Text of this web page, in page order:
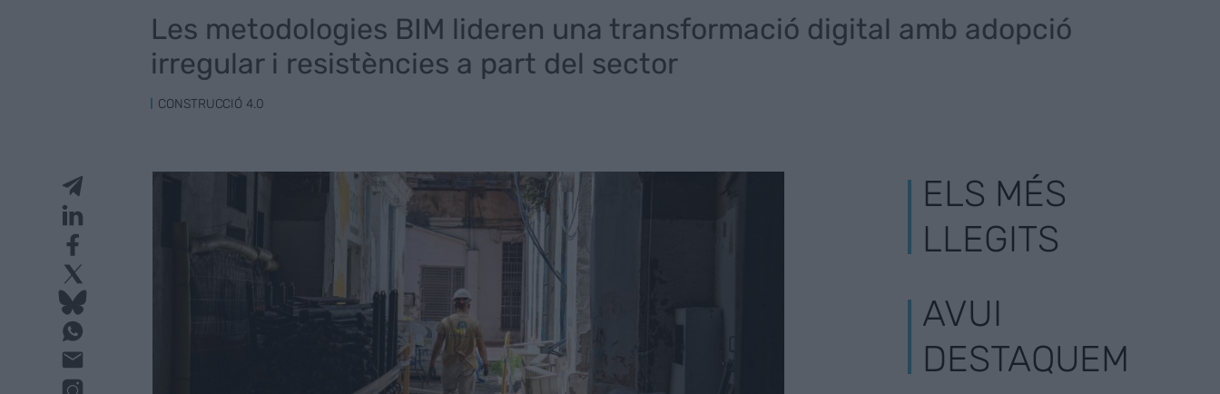
Les metodologies BIM lideren una transformació digital amb adopció
irregular i resistències a part del sector
CONSTRUCCIÓ 4.0
ELS MÉS
LLEGITS
AVUI
DESTAQUEM